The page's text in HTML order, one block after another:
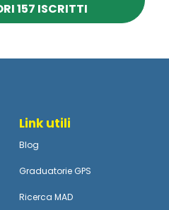
157 ISCRITTI
Link utili
Blog
Graduatorie GPS
Ricerca MAD